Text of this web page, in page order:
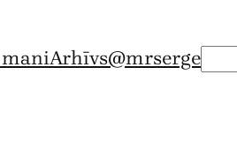
maniArhīvs@mrserge